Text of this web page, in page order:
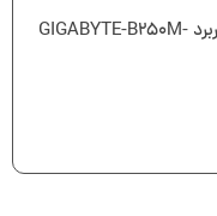
کامپیوتر گیمینگ کارکرده کد ۹۰۹۰ با مادربرد GIGABYTE-B250M-